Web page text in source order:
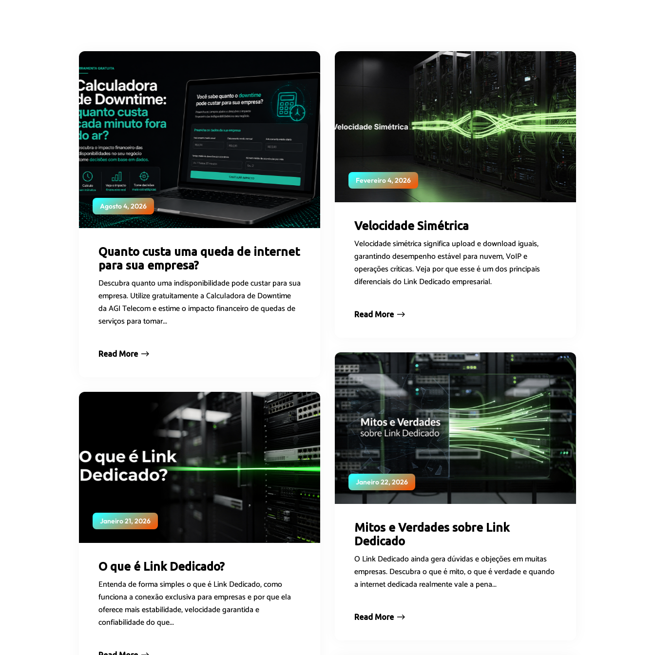
Agosto 4, 2026
Quanto custa uma queda de internet
para sua empresa?
Descubra quanto uma indisponibilidade pode custar para sua
empresa. Utilize gratuitamente a Calculadora de Downtime
da AGI Telecom e estime o impacto financeiro de quedas de
serviços para tomar...
Read More
Fevereiro 4, 2026
Velocidade Simétrica
Velocidade simétrica significa upload e download iguais,
garantindo desempenho estável para nuvem, VoIP e
operações críticas. Veja por que esse é um dos principais
diferenciais do Link Dedicado empresarial.
Read More
Janeiro 22, 2026
Mitos e Verdades sobre Link
Dedicado
O Link Dedicado ainda gera dúvidas e objeções em muitas
empresas. Descubra o que é mito, o que é verdade e quando
a internet dedicada realmente vale a pena...
Read More
Janeiro 21, 2026
O que é Link Dedicado?
Entenda de forma simples o que é Link Dedicado, como
funciona a conexão exclusiva para empresas e por que ela
oferece mais estabilidade, velocidade garantida e
confiabilidade do que...